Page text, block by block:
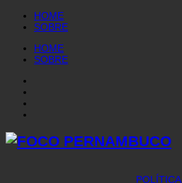
HOME
SOBRE
HOME
SOBRE
POLÍTICA